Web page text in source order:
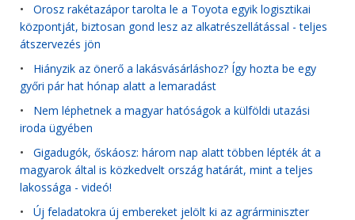
• Orosz rakétazápor tarolta le a Toyota egyik logisztikai
központját, biztosan gond lesz az alkatrészellátással - teljes
átszervezés jön
• Hiányzik az önerő a lakásvásárláshoz? Így hozta be egy
győri pár hat hónap alatt a lemaradást
• Nem léphetnek a magyar hatóságok a külföldi utazási
iroda ügyében
• Gigadugók, őskáosz: három nap alatt többen lépték át a
magyarok által is közkedvelt ország határát, mint a teljes
lakossága - videó!
• Új feladatokra új embereket jelölt ki az agrárminiszter